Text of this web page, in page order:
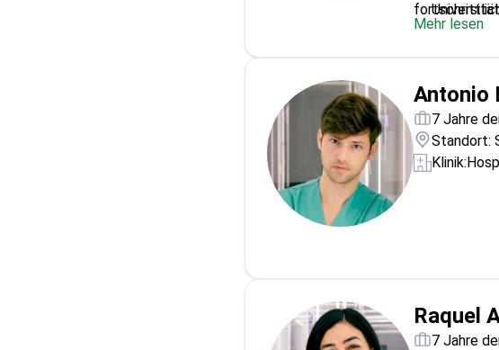
Central de
Trägt zu
Mehr lesen
Antonio
7 Jahre
Standort:
Klinik:
Raquel
7 Jahre